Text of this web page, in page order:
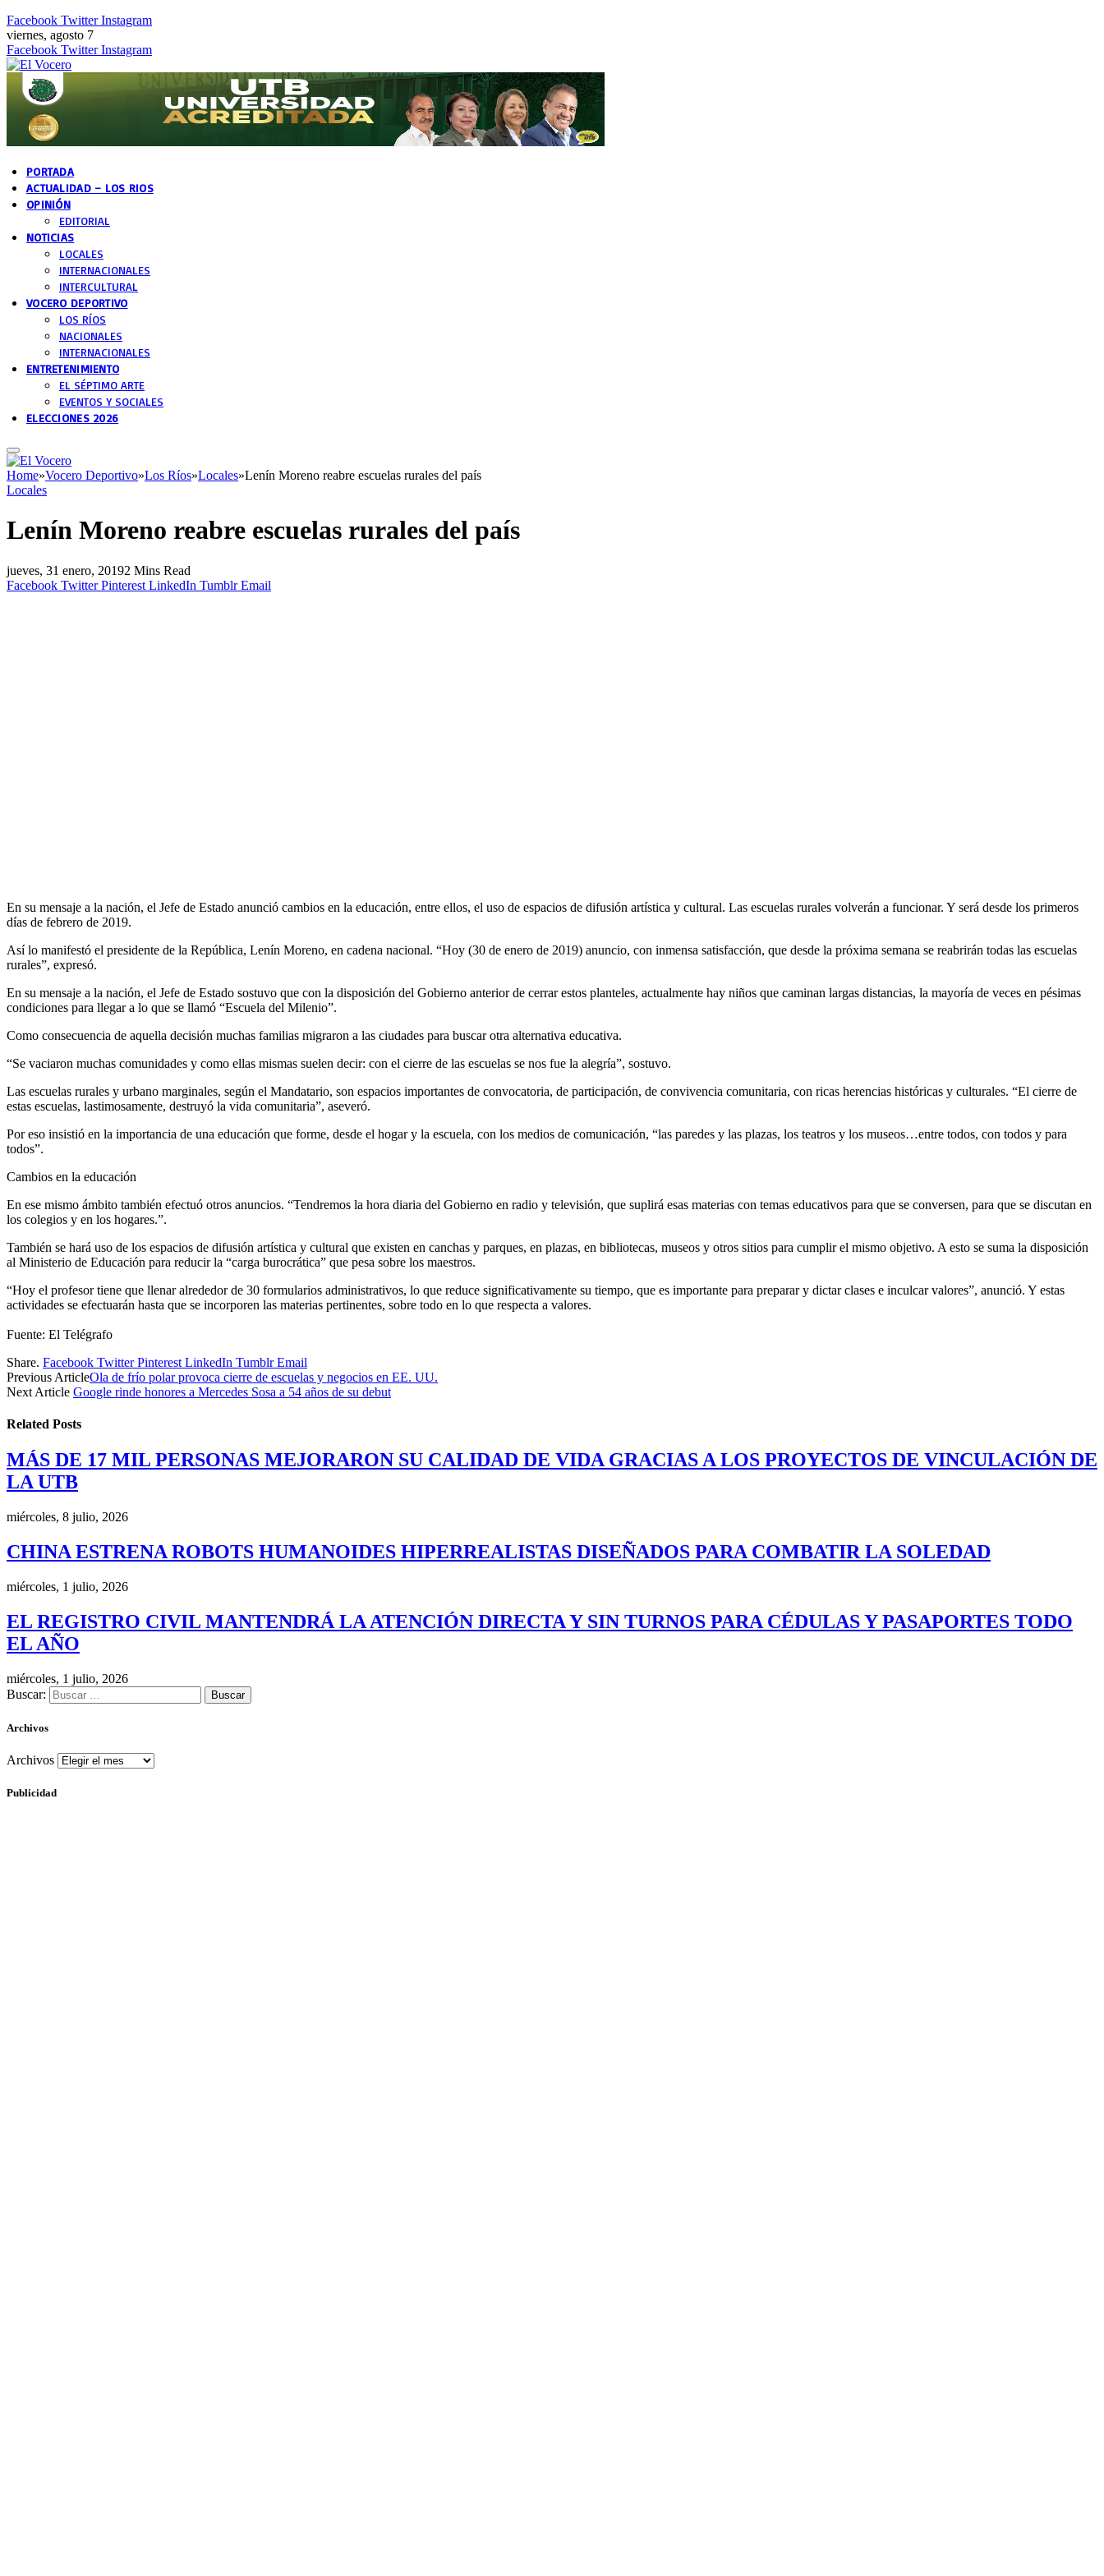
Facebook Twitter Instagram
viernes, agosto 7
Facebook Twitter Instagram
PORTADA
ACTUALIDAD – LOS RIOS
OPINIÓN
EDITORIAL
NOTICIAS
LOCALES
INTERNACIONALES
INTERCULTURAL
VOCERO DEPORTIVO
LOS RÍOS
NACIONALES
INTERNACIONALES
ENTRETENIMIENTO
EL SÉPTIMO ARTE
EVENTOS Y SOCIALES
ELECCIONES 2026
Home»Vocero Deportivo»Los Ríos»Locales»Lenín Moreno reabre escuelas rurales del país
Locales
Lenín Moreno reabre escuelas rurales del país
jueves, 31 enero, 20192 Mins Read
Facebook Twitter Pinterest LinkedIn Tumblr Email
En su mensaje a la nación, el Jefe de Estado anunció cambios en la educación, entre ellos, el uso de espacios de difusión artística y cultural. Las escuelas rurales volverán a funcionar. Y será desde los primeros
días de febrero de 2019.
Así lo manifestó el presidente de la República, Lenín Moreno, en cadena nacional. “Hoy (30 de enero de 2019) anuncio, con inmensa satisfacción, que desde la próxima semana se reabrirán todas las escuelas
rurales”, expresó.
En su mensaje a la nación, el Jefe de Estado sostuvo que con la disposición del Gobierno anterior de cerrar estos planteles, actualmente hay niños que caminan largas distancias, la mayoría de veces en pésimas
condiciones para llegar a lo que se llamó “Escuela del Milenio”.
Como consecuencia de aquella decisión muchas familias migraron a las ciudades para buscar otra alternativa educativa.
“Se vaciaron muchas comunidades y como ellas mismas suelen decir: con el cierre de las escuelas se nos fue la alegría”, sostuvo.
Las escuelas rurales y urbano marginales, según el Mandatario, son espacios importantes de convocatoria, de participación, de convivencia comunitaria, con ricas herencias históricas y culturales. “El cierre de
estas escuelas, lastimosamente, destruyó la vida comunitaria”, aseveró.
Por eso insistió en la importancia de una educación que forme, desde el hogar y la escuela, con los medios de comunicación, “las paredes y las plazas, los teatros y los museos…entre todos, con todos y para
todos”.
Cambios en la educación
En ese mismo ámbito también efectuó otros anuncios. “Tendremos la hora diaria del Gobierno en radio y televisión, que suplirá esas materias con temas educativos para que se conversen, para que se discutan en
los colegios y en los hogares.”.
También se hará uso de los espacios de difusión artística y cultural que existen en canchas y parques, en plazas, en bibliotecas, museos y otros sitios para cumplir el mismo objetivo. A esto se suma la disposición
al Ministerio de Educación para reducir la “carga burocrática” que pesa sobre los maestros.
“Hoy el profesor tiene que llenar alrededor de 30 formularios administrativos, lo que reduce significativamente su tiempo, que es importante para preparar y dictar clases e inculcar valores”, anunció. Y estas
actividades se efectuarán hasta que se incorporen las materias pertinentes, sobre todo en lo que respecta a valores.
Fuente: El Telégrafo
Share. Facebook Twitter Pinterest LinkedIn Tumblr Email
Previous ArticleOla de frío polar provoca cierre de escuelas y negocios en EE. UU.
Next Article Google rinde honores a Mercedes Sosa a 54 años de su debut
Related Posts
MÁS DE 17 MIL PERSONAS MEJORARON SU CALIDAD DE VIDA GRACIAS A LOS PROYECTOS DE VINCULACIÓN DE
LA UTB
miércoles, 8 julio, 2026
CHINA ESTRENA ROBOTS HUMANOIDES HIPERREALISTAS DISEÑADOS PARA COMBATIR LA SOLEDAD
miércoles, 1 julio, 2026
EL REGISTRO CIVIL MANTENDRÁ LA ATENCIÓN DIRECTA Y SIN TURNOS PARA CÉDULAS Y PASAPORTES TODO
EL AÑO
miércoles, 1 julio, 2026
Buscar:
Archivos
Archivos
Publicidad